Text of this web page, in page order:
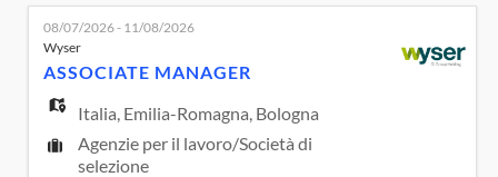
l'Equità, Diversità e Inclusione delle persone con
un'attenzione particolare alla Parità di Genere.
Una realtà che fa dei valori di Cura, Passione,
Collab
08/07/2026 - 11/08/2026
Wyser
ASSOCIATE MANAGER
Italia, Emilia-Romagna, Bologna
Agenzie per il lavoro/Società di
selezione